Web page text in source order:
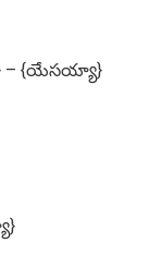
– {యేసయ్యా}